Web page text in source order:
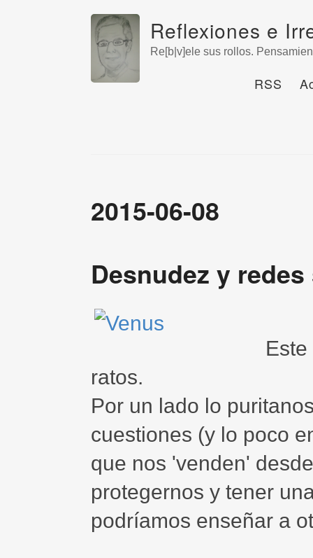
Reflexiones e
Re[b|v]ele sus rollos.
RSS
2015-06-08
Desnudez y
ratos.
Por un lado lo
cuestiones (y lo poco
que nos 'venden'
protegernos y tener
podríamos enseñar a